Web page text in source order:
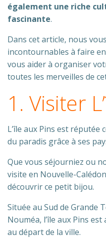
également une riche
fascinante.
Dans cet article, nous
incontournables à faire
vous aider à organiser
toutes les merveilles de
1. Visiter
L’île aux Pins est réputée
du paradis grâce à ses
Que vous séjourniez ou
visite en Nouvelle-
découvrir ce petit bijou.
Située au Sud de Grande
Nouméa, l’île aux Pins
au départ de la ville.